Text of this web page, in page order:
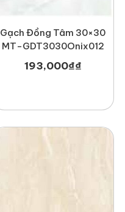
Gạch Đồng Tâm 30×30
MT-GDT3030Onix012
193,000₫₫